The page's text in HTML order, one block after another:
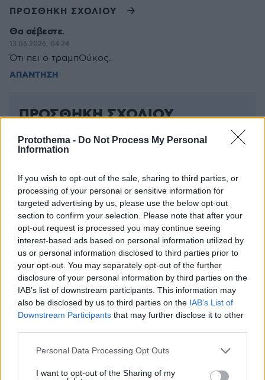
Protothema - Do Not Process My Personal
Information
If you wish to opt-out of the sale, sharing to third parties, or
processing of your personal or sensitive information for
targeted advertising by us, please use the below opt-out
section to confirm your selection. Please note that after your
opt-out request is processed you may continue seeing
interest-based ads based on personal information utilized by
us or personal information disclosed to third parties prior to
your opt-out. You may separately opt-out of the further
disclosure of your personal information by third parties on the
IAB’s list of downstream participants. This information may
also be disclosed by us to third parties on the IAB’s List of
Downstream Participants that may further disclose it to other
Please note that this website/app uses one or more Google
not limited to your visit or usage behaviour. You may click to
Personal Data Processing Opt Outs
I want to opt-out of the Sharing of my
ΠΡΟΣΘΗΚΗ ΣΧΟΛΙΟΥ
Θα σέβεστε.
13.06.2026, 04:24
Ότι πει ο τραμπΟύκος.
ΑΠΑΝΤΗΣΗ
ΠΡΟΣΘΗΚΗ ΣΧΟΛΙΟΥ
ΌΝΟΜΑ *
EMAIL
ΣΧΌΛΙΟ *